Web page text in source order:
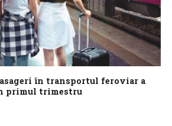
în transportul feroviar a
primul trimestru